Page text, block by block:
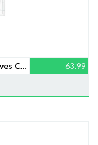
Yaheetech Jaula para Pájaros Jaula de Aves Canarios 2 Calor Blanco 63.99